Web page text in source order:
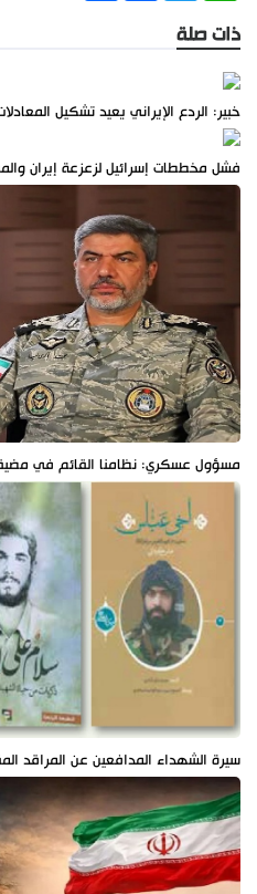
ذات صلة
خبير: الردع الإيراني يعيد تشكيل
فشل مخططات إسرائيل لزعزعة إيران
مسؤول عسكري: نظامنا القائم في
سيرة الشهداء المدافعين عن المراقد